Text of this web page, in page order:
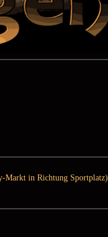
Markt in Richtung Sportplatz)